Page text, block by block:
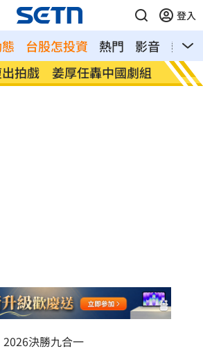
登入
台股怎投資 熱門 影音
熱搜
時起封橋 封閉範圍一次看 林庭
2026決勝九合一